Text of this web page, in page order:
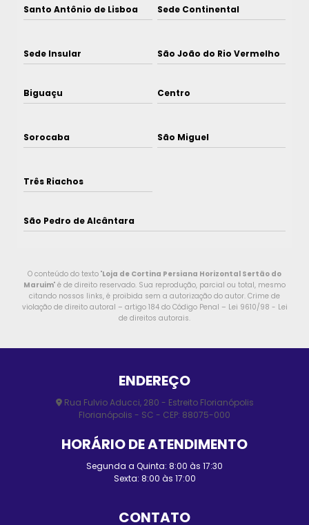
Santo Antônio de Lisboa Sede Continental
Sede Insular São João do Rio Vermelho
Biguaçu Centro
Sorocaba São Miguel
Três Riachos
São Pedro de Alcântara
O conteúdo do texto "Loja de Cortina Persiana Horizontal Sertão do
Maruim" é de direito reservado. Sua reprodução, parcial ou total, mesmo
citando nossos links, é proibida sem a autorização do autor. Crime de
violação de direito autoral – artigo 184 do Código Penal – Lei 9610/98 - Lei
de direitos autorais.
ENDEREÇO
Rua Fulvio Aducci, 280 - Estreito Florianópolis
Florianópolis - SC - CEP: 88075-000
HORÁRIO DE ATENDIMENTO
Segunda a Quinta: 8:00 às 17:30
Sexta: 8:00 às 17:00
CONTATO